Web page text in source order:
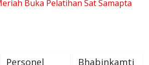
Buka Pelatihan Sat Samapta
Personel
Bhabinkamti